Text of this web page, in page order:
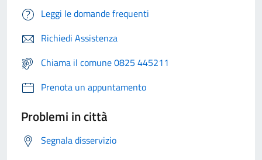
Leggi le domande frequenti
Richiedi Assistenza
Chiama il comune 0825 445211
Prenota un appuntamento
Problemi in città
Segnala disservizio